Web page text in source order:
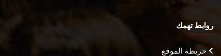
روابط تهمك
خريطة الموقع